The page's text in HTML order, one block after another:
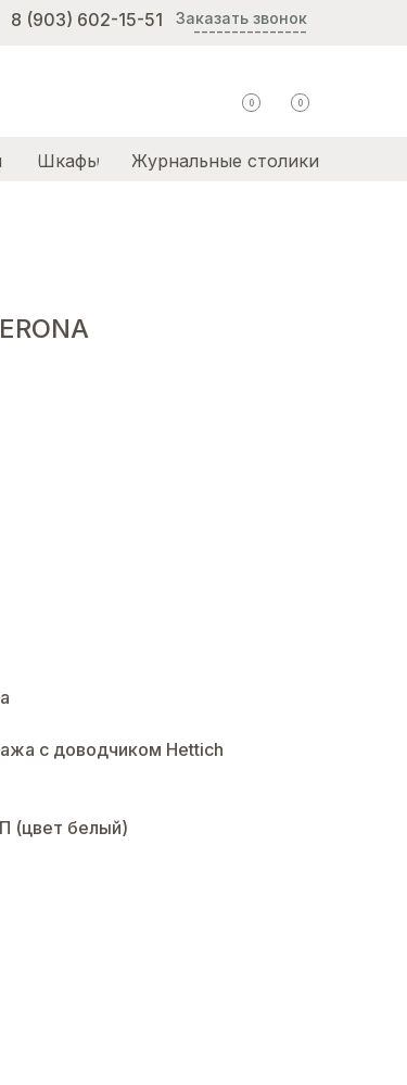
8 (903) 602-15-51 Заказать звонок
---------------
Журнальные столики
Шкафы
0 0
с доводчиком Hettich
(цвет белый)